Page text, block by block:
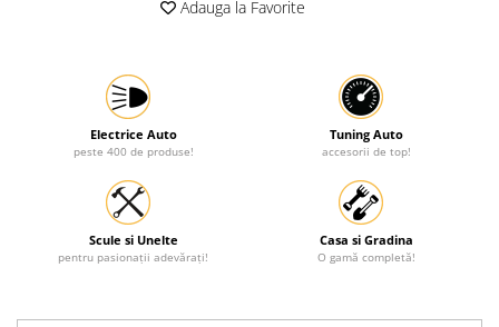
Suport auto
Tunuri de caldura si aeroteme
Utilaje constructie
Adauga la Favorite
Electrice Auto
peste 400 de produse!
Tuning Auto
accesorii de top!
Scule si Unelte
pentru pasionații adevărați!
Casa si Gradina
O gamă completă!